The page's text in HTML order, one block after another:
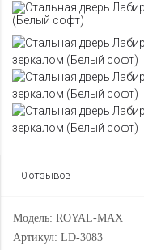
0 отзывов
Модель: ROYAL-MAX
Артикул: LD-3083